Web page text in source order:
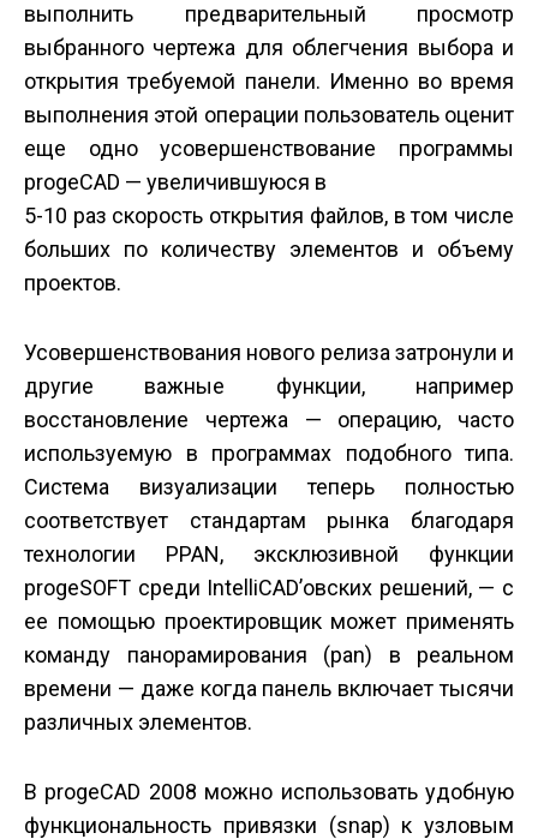
выполнить предварительный просмотр
выбранного чертежа для облегчения выбора и
открытия требуемой панели. Именно во время
выполнения этой операции пользователь оценит
еще одно усовершенствование программы
progeCAD — увеличившуюся в
5-10 раз скорость открытия файлов, в том числе
больших по количеству элементов и объему
проектов.
Усовершенствования нового релиза затронули и
другие важные функции, например
восстановление чертежа — операцию, часто
используемую в программах подобного типа.
Система визуализации теперь полностью
соответствует стандартам рынка благодаря
технологии PPAN, эксклюзивной функции
progeSOFT среди IntelliCAD’овских решений, — с
ее помощью проектировщик может применять
команду панорамирования (pan) в реальном
времени — даже когда панель включает тысячи
различных элементов.
В progeCAD 2008 можно использовать удобную
функциональность привязки (snap) к узловым